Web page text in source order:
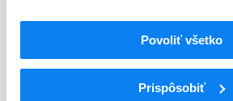
Povoliť všetko
Prispôsobiť
ATC
Centrálna nervová sústava
N05
Psycholeptiká
Antipsychotiká